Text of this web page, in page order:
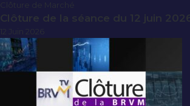
Clôture de la séance du 12 juin 2026